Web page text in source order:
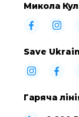
Микола
Save
Гаряча